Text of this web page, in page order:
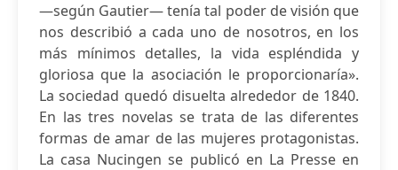
—según Gautier— tenía tal poder de visión que
nos describió a cada uno de nosotros, en los
más mínimos detalles, la vida espléndida y
gloriosa que la asociación le proporcionaría».
La sociedad quedó disuelta alrededor de 1840.
En las tres novelas se trata de las diferentes
formas de amar de las mujeres protagonistas.
La casa Nucingen se publicó en La Presse en